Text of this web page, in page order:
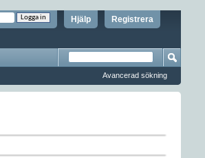
Registrera
Hjälp
Avancerad sökning